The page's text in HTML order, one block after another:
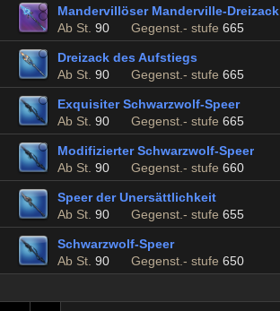
Mandervillöser Manderville-Dreizack
Ab St. 90 Gegenst.- stufe 665
Dreizack des Aufstiegs
Ab St. 90 Gegenst.- stufe 665
Exquisiter Schwarzwolf-Speer
Ab St. 90 Gegenst.- stufe 665
Modifizierter Schwarzwolf-Speer
Ab St. 90 Gegenst.- stufe 660
Speer der Unersättlichkeit
Ab St. 90 Gegenst.- stufe 655
Schwarzwolf-Speer
Ab St. 90 Gegenst.- stufe 650